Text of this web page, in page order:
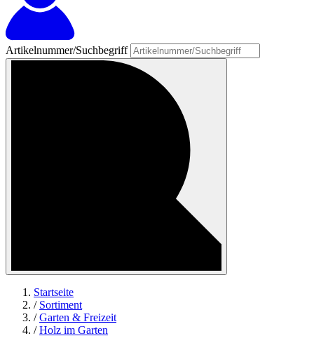
Artikelnummer/Suchbegriff
Startseite
/ Sortiment
/ Garten & Freizeit
/ Holz im Garten